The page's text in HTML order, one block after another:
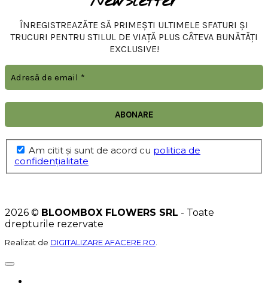
ÎNREGISTREAZĂTE SĂ PRIMEȘTI ULTIMELE SFATURI ȘI
TRUCURI PENTRU STILUL DE VIAȚĂ PLUS CÂTEVA BUNĂTĂȚI
EXCLUSIVE!
Am citit şi sunt de acord cu politica de
confidențialitate
2026 © BLOOMBOX FLOWERS SRL - Toate
drepturile rezervate
Realizat de DIGITALIZARE AFACERE.RO